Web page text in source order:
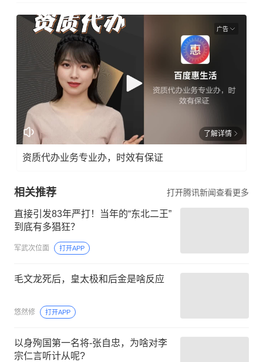
广告
了解详情
资质代办业务专业办，时效有保证
相关推荐 打开腾讯新闻查看更多
直接引发83年严打！当年的“东北二王”
到底有多猖狂？
军武次位面 打开APP
毛文龙死后，皇太极和后金是啥反应
悠然修 打开APP
以身殉国第一名将-张自忠，为啥对李
宗仁言听计从呢?